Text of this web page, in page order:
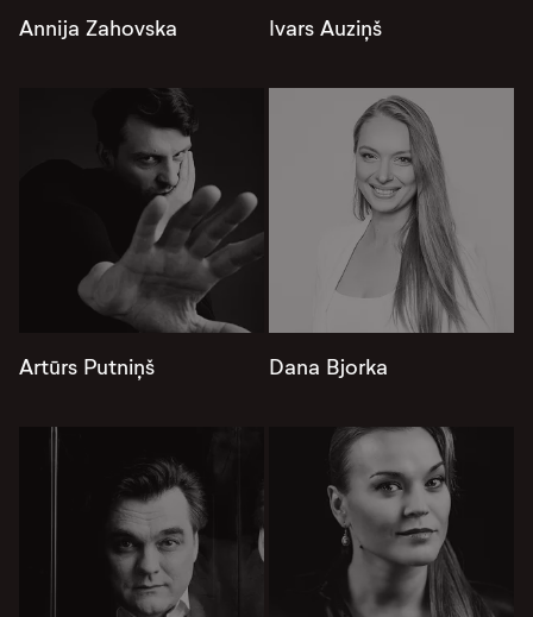
Annija Zahovska Ivars Auziņš
Artūrs Putniņš Dana Bjorka